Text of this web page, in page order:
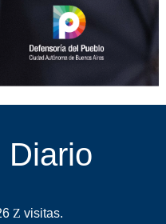
Diario
visitas.